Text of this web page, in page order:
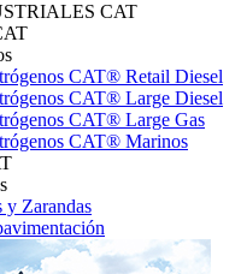
CAT
CAT® Retail Diesel
CAT® Large Diesel
CAT® Large Gas
CAT® Marinos
y Zarandas